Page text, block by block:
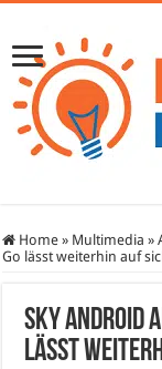
Home » Multimedia »
Go lässt weiterhin auf
Sky Android
lässt